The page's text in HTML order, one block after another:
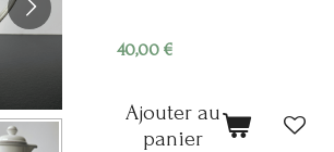
40,00 €
Ajouter au
panier